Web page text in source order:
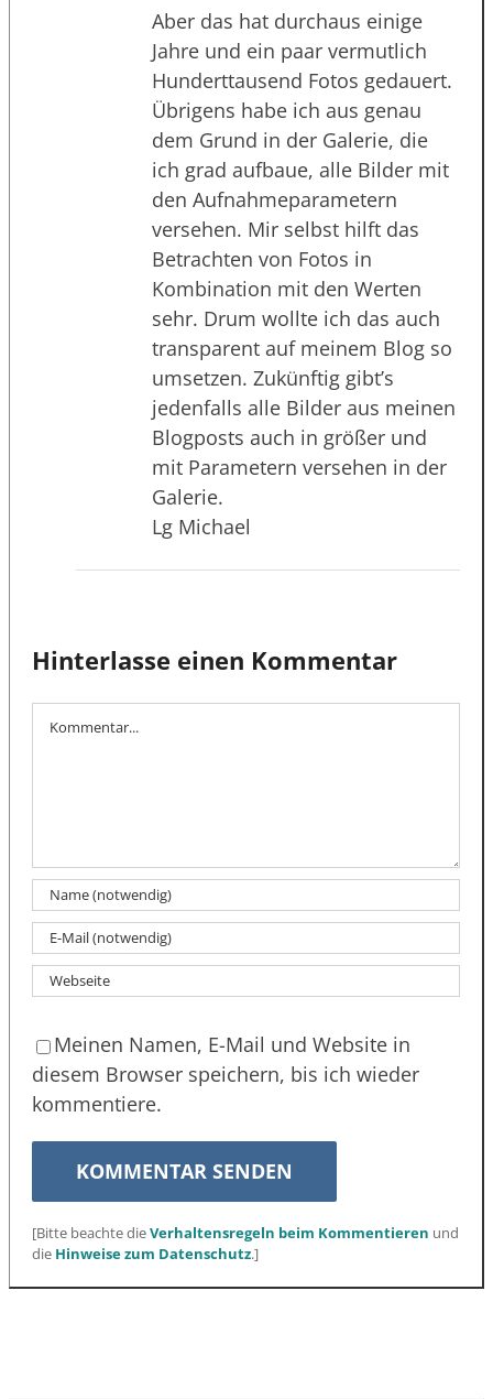
Aber das hat durchaus einige
Jahre und ein paar vermutlich
Hunderttausend Fotos gedauert.
Übrigens habe ich aus genau
dem Grund in der Galerie, die
ich grad aufbaue, alle Bilder mit
den Aufnahmeparametern
versehen. Mir selbst hilft das
Betrachten von Fotos in
Kombination mit den Werten
sehr. Drum wollte ich das auch
transparent auf meinem Blog so
umsetzen. Zukünftig gibt’s
jedenfalls alle Bilder aus meinen
Blogposts auch in größer und
mit Parametern versehen in der
Galerie.
Lg Michael
Hinterlasse einen Kommentar
Kommentar
Meinen Namen, E-Mail und Website in
diesem Browser speichern, bis ich wieder
kommentiere.
[Bitte beachte dieVerhaltensregeln beim Kommentieren und
die Hinweise zum Datenschutz.]